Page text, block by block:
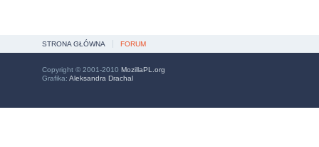
STRONA GŁÓWNA FORUM
Copyright © 2001-2010 MozillaPL.org
Grafika: Aleksandra Drachal